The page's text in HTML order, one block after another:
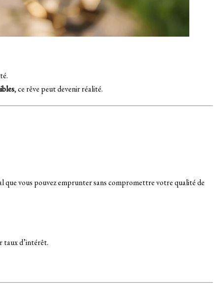
, ce rêve peut devenir réalité.
que vous pouvez emprunter sans compromettre votre qualité de
taux d’intérêt.